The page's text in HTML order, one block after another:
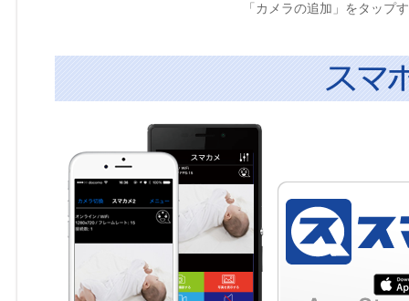
「カメラの追加」をタップ